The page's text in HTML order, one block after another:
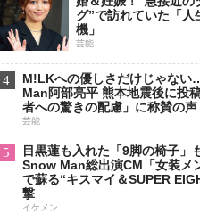
グ”で訪れていた「人
機」
芸能
4
M!LKへの優しさだけじゃな
Man阿部亮平 熊本地震後に投
者への驚きの配慮」に称賛の声
芸能
5
目黒蓮も入れた「9脚の椅子」
Snow Man総出演CM「女装メ
で蘇る“キスマイ＆SUPER
撃
イケメン